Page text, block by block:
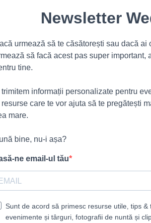
Newsletter
urmează să te căsătorești sau dacă ai
să facă acest pas super important,
tine.
trimitem informații personalizate pentru
care te vor ajuta să te pregătești
mare.
bine, nu-i așa?
ne email-ul tău
Sunt de acord să primesc resurse utile, tips
evenimente și târguri, fotografii de nuntă și